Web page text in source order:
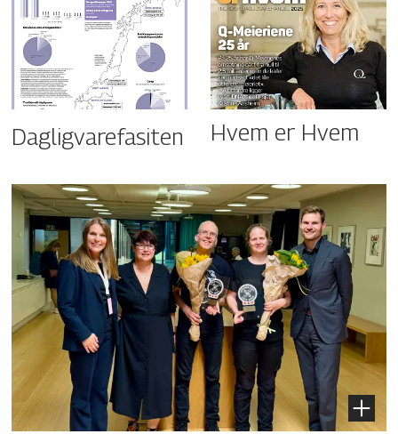
Dagligvarefasiten Hvem er Hvem